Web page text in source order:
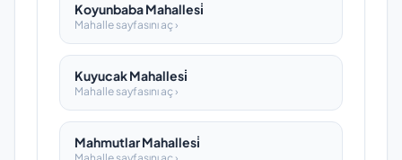
Koyunbaba Mahallesi̇
Mahalle sayfasını aç ›
Kuyucak Mahallesi̇
Mahalle sayfasını aç ›
Mahmutlar Mahallesi̇